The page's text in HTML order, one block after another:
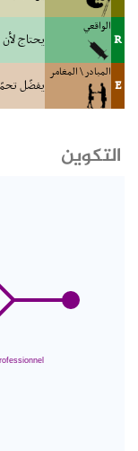
R
الواقعي
يحتاج
E
المبادر \ المغامر
يفضّل
التكوين